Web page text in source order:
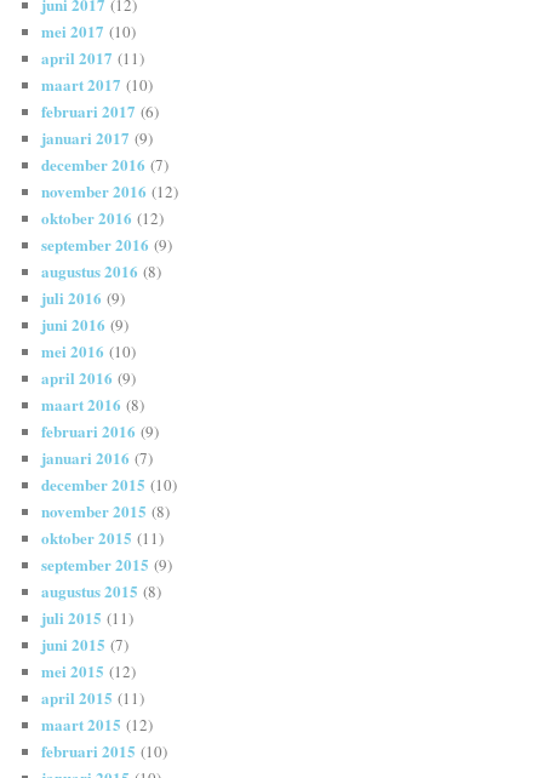
(12)
mei 2017 (10)
april 2017 (11)
maart 2017 (10)
februari 2017 (6)
januari 2017 (9)
december 2016 (7)
november 2016 (12)
oktober 2016 (12)
september 2016 (9)
augustus 2016 (8)
juli 2016 (9)
juni 2016 (9)
mei 2016 (10)
april 2016 (9)
maart 2016 (8)
februari 2016 (9)
januari 2016 (7)
december 2015 (10)
november 2015 (8)
oktober 2015 (11)
september 2015 (9)
augustus 2015 (8)
juli 2015 (11)
juni 2015 (7)
mei 2015 (12)
april 2015 (11)
maart 2015 (12)
februari 2015 (10)